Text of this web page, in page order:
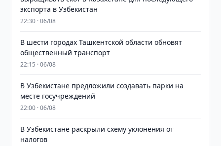
экспорта в Узбекистан
22:30 · 06/08
В шести городах Ташкентской области обновят
общественный транспорт
22:15 · 06/08
В Узбекистане предложили создавать парки на
месте госучреждений
22:00 · 06/08
В Узбекистане раскрыли схему уклонения от
налогов